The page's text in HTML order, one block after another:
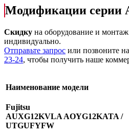
Модификации серии
Скидку на оборудование и
индивидуально.
Отправьте запрос или позвоните
23-24, чтобы получить наше
Наименование модели
Fujitsu
AUXG12KVLA AOYG12KATA /
UTGUFYFW